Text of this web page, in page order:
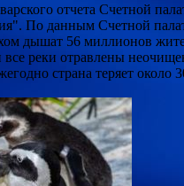
отчета Счетной
По данным Счетной
дышат 56 миллионов
все реки отравлены
страна теряет около